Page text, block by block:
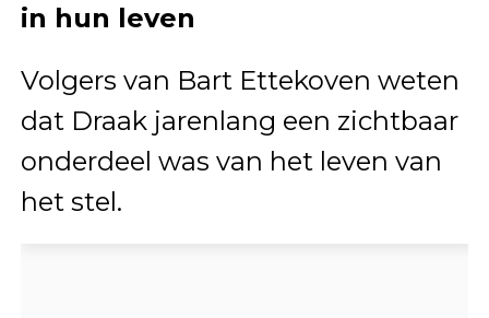
in hun leven
Volgers van Bart Ettekoven weten
dat Draak jarenlang een zichtbaar
onderdeel was van het leven van
het stel.